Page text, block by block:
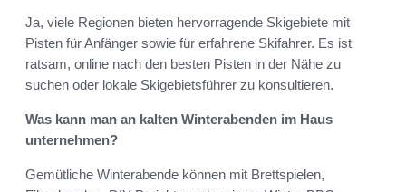
Ja, viele Regionen bieten hervorragende Skigebiete mit
Pisten für Anfänger sowie für erfahrene Skifahrer. Es ist
ratsam, online nach den besten Pisten in der Nähe zu
suchen oder lokale Skigebietsführer zu konsultieren.
Was kann man an kalten Winterabenden im Haus
unternehmen?
Gemütliche Winterabende können mit Brettspielen,